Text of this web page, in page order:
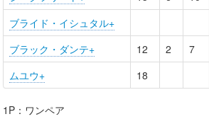
ブライド・イシュタル+
ブラック・ダンテ+
12 2 7
ムユウ+
18
1P：ワンペア